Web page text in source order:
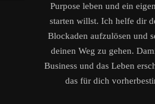
Purpose leben und ein
starten willst. Ich helfe dir
Blockaden aufzulösen und
deinen Weg zu gehen.
Business und das Leben
das für dich